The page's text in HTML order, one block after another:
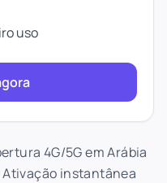
uso
4G/5G em Arábia
instantânea